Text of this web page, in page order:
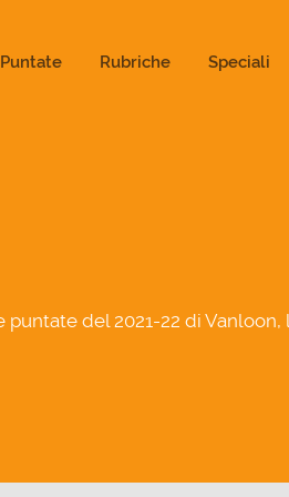
Puntate Rubriche Speciali
del 2021-22 di